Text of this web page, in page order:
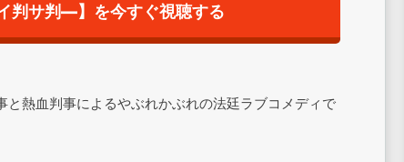
判サ判―】を今すぐ視聴する
と熱血判事によるやぶれかぶれの法廷ラブコメディで